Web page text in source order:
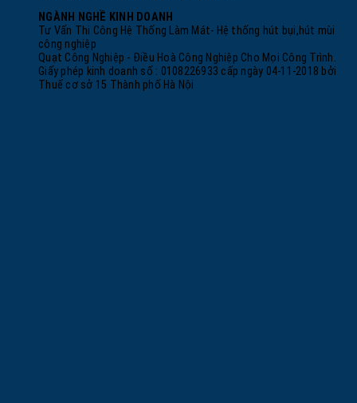
NGÀNH NGHỀ KINH DOANH
Tư Vấn Thi Công Hệ Thống Làm Mát- Hệ thống hút bụi,hút mùi
công nghiệp
Quạt Công Nghiệp - Điều Hoà Công Nghiệp Cho Mọi Công Trình.
Giấy phép kinh doanh số : 0108226933 cấp ngày 04-11-2018 bởi
Thuế cơ sở 15 Thành phố Hà Nội